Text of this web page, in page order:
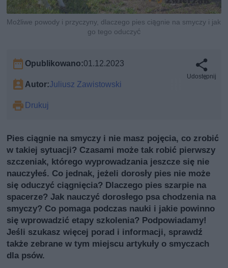
Możliwe powody i przyczyny, dlaczego pies ciągnie na smyczy i jak
go tego oduczyć
Opublikowano:01.12.2023
Autor:Juliusz Zawistowski
Drukuj
Udostępnij
Pies ciągnie na smyczy i nie masz pojęcia, co zrobić
w takiej sytuacji? Czasami może tak robić pierwszy
szczeniak, którego wyprowadzania jeszcze się nie
nauczyłeś. Co jednak, jeżeli dorosły pies nie może
się oduczyć ciągnięcia? Dlaczego pies szarpie na
spacerze? Jak nauczyć dorosłego psa chodzenia na
smyczy? Co pomaga podczas nauki i jakie powinno
się wprowadzić etapy szkolenia? Podpowiadamy!
Jeśli szukasz więcej porad i informacji, sprawdź
także zebrane w tym miejscu artykuły o smyczach
dla psów.